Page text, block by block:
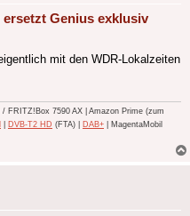
Genius exklusiv
mit den WDR-Lokalzeiten
FRITZ!Box 7590 AX | Amazon Prime (zum
DVB-T2 HD (FTA) | DAB+ | MagentaMobil